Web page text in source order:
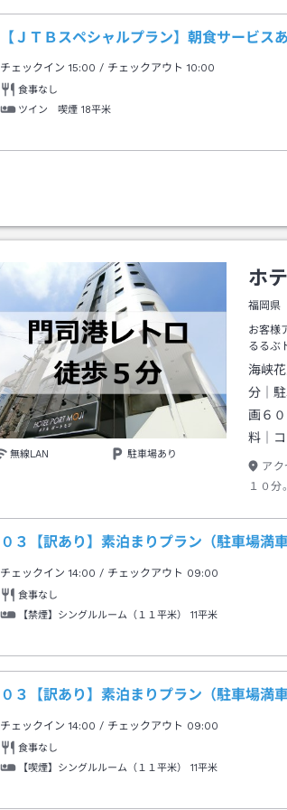
【ＪＴＢスペシャルプラン】朝食サービス
チェックイン15:00 / チェックアウト 10:00
食事なし
ツイン 喫煙 18平米
無線LAN 駐車場あり
ホ
福岡県
お客様
るるぶ
海峡
分｜
画６
料｜
アク
１０分
分。
０３【訳あり】素泊まりプラン（駐車場満
チェックイン14:00 / チェックアウト 09:00
食事なし
【禁煙】シングルルーム（１１平米）
11平米
０３【訳あり】素泊まりプラン（駐車場満
チェックイン14:00 / チェックアウト 09:00
食事なし
【喫煙】シングルルーム（１１平米）
11平米